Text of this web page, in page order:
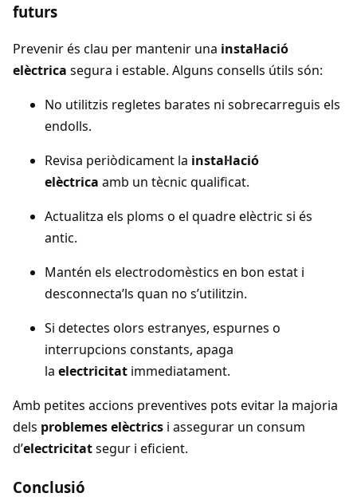
futurs
Prevenir és clau per mantenir una instal·lació
elèctrica segura i estable. Alguns consells útils són:
No utilitzis regletes barates ni sobrecarreguis els
endolls.
Revisa periòdicament la instal·lació
elèctrica amb un tècnic qualificat.
Actualitza els ploms o el quadre elèctric si és
antic.
Mantén els electrodomèstics en bon estat i
desconnecta’ls quan no s’utilitzin.
Si detectes olors estranyes, espurnes o
interrupcions constants, apaga
la electricitat immediatament.
Amb petites accions preventives pots evitar la majoria
dels problemes elèctrics i assegurar un consum
d’electricitatsegur i eficient.
Conclusió